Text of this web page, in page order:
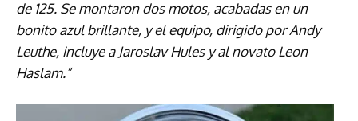
de 125. Se montaron dos motos, acabadas en un
bonito azul brillante, y el equipo, dirigido por Andy
Leuthe, incluye a Jaroslav Hules y al novato Leon
Haslam.”